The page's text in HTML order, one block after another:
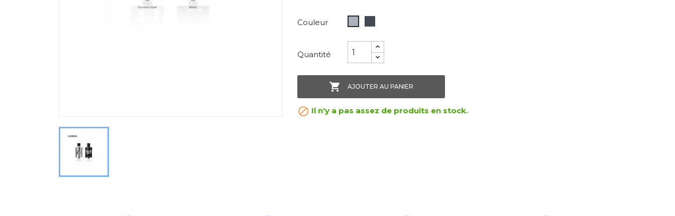
Couleur
Quantité
 AJOUTER AU PANIER
 Il n'y a pas assez de produits en stock.